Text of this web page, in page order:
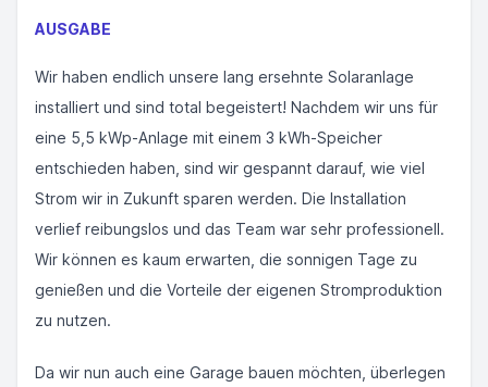
AUSGABE
Wir haben endlich unsere lang ersehnte Solaranlage
installiert und sind total begeistert! Nachdem wir uns für
eine 5,5 kWp-Anlage mit einem 3 kWh-Speicher
entschieden haben, sind wir gespannt darauf, wie viel
Strom wir in Zukunft sparen werden. Die Installation
verlief reibungslos und das Team war sehr professionell.
Wir können es kaum erwarten, die sonnigen Tage zu
genießen und die Vorteile der eigenen Stromproduktion
zu nutzen.
Da wir nun auch eine Garage bauen möchten, überlegen